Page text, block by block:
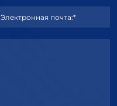
Электронная почта:*